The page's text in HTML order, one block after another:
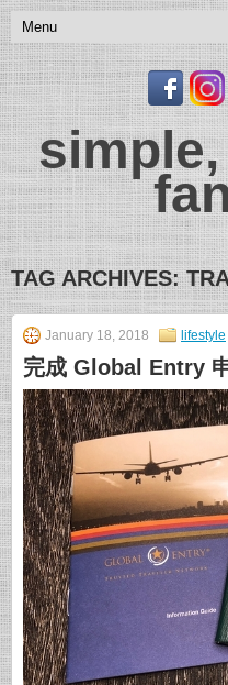
TAG ARCHIVES:
January 18, 2018 lifestyle
完成 Global Entry